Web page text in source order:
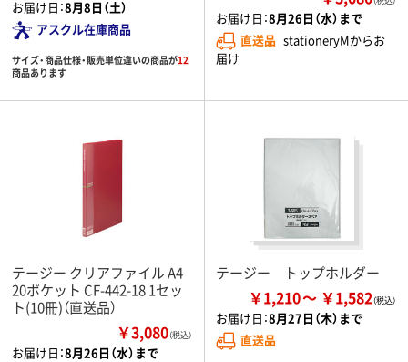
お届け日：8月8日（土）
アスクル在庫商品
サイズ・商品仕様・販売単位違いの商品が12
商品あります
お届け日：8月26日（水）まで
直送品 stationeryMからお
届け
テージー クリアファイル A4
20ポケット CF-442-18 1セッ
ト(10冊)（直送品）
￥3,080（税込）
お届け日：8月26日（水）まで
テージー トップホルダー
￥1,210 ￥1,582
お届け日：8月27日（木）まで
直送品